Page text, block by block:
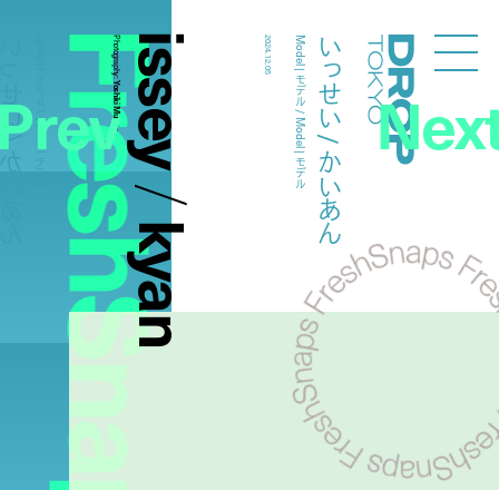
Droptokyo
FreshSnaps
issey
/
kyan
Photography:
Yoshiki Murata いっせい / かいあん
Model | モデル / Model | モデル
2024.12.05
いあんModel | モデル / Model | モデル